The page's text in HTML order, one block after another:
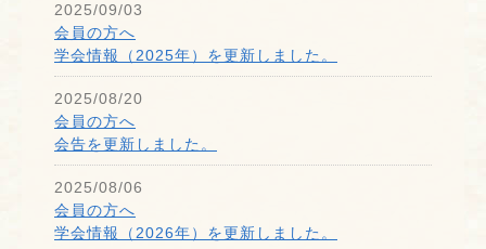
2025/09/03
会員の方へ
学会情報（2025年）を更新しました。
2025/08/20
会員の方へ
会告を更新しました。
2025/08/06
会員の方へ
学会情報（2026年）を更新しました。